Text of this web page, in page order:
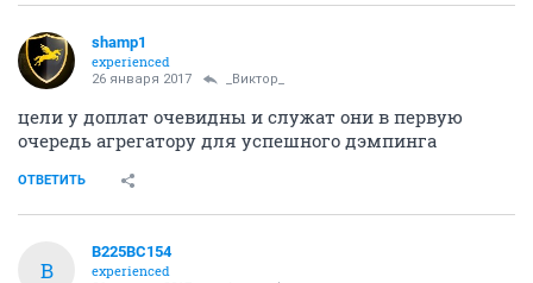
shamp1
experienced
26 января 2017 _Виктор_
цели у доплат очевидны и служат они в первую
очередь агрегатору для успешного дэмпинга
ОТВЕТИТЬ
В
В225ВС154
experienced